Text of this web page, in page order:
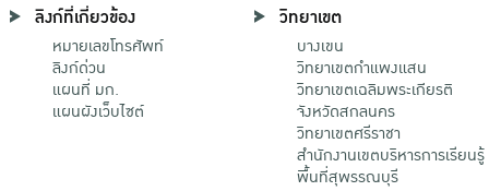
ลิงก์ที่เกี่ยวข้อง
หมายเลขโทรศัพท์
ลิงก์ด่วน
แผนที่ มก.
แผนผังเว็บไซต์
วิทยาเขต
บางเขน
วิทยาเขตกําแพงแสน
วิทยาเขตเฉลิมพระเกียรติ
จังหวัดสกลนคร
วิทยาเขตศรีราชา
สำนักงานเขตบริหารการเรียนรู้
พื้นที่สุพรรณบุรี